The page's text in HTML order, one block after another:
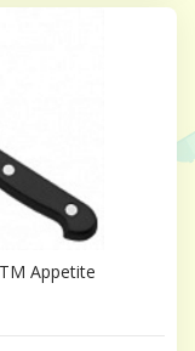
Appetite